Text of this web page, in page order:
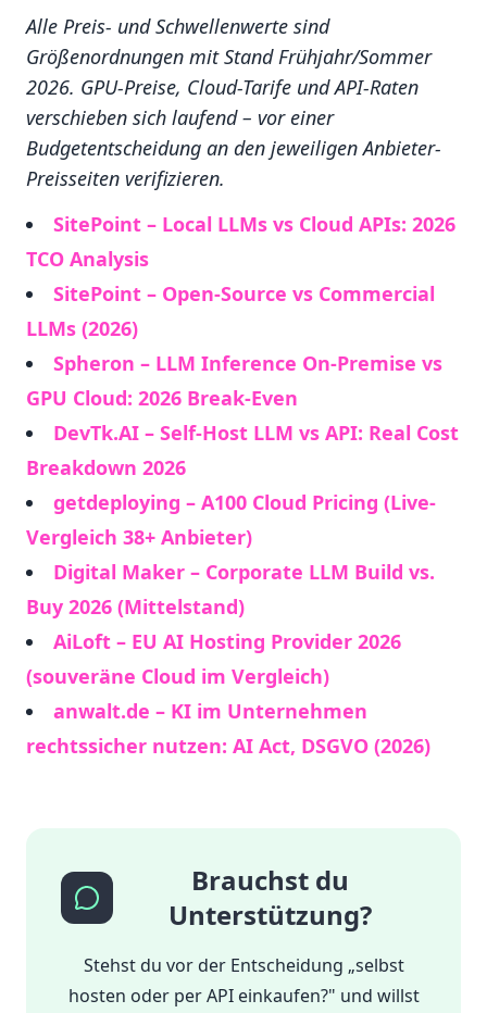
Alle Preis- und Schwellenwerte sind
Größenordnungen mit Stand Frühjahr/Sommer
2026. GPU-Preise, Cloud-Tarife und API-Raten
verschieben sich laufend – vor einer
Budgetentscheidung an den jeweiligen Anbieter-
Preisseiten verifizieren.
SitePoint – Local LLMs vs Cloud APIs: 2026
TCO Analysis
SitePoint – Open-Source vs Commercial
LLMs (2026)
Spheron – LLM Inference On-Premise vs
GPU Cloud: 2026 Break-Even
DevTk.AI – Self-Host LLM vs API: Real Cost
Breakdown 2026
getdeploying – A100 Cloud Pricing (Live-
Vergleich 38+ Anbieter)
Digital Maker – Corporate LLM Build vs.
Buy 2026 (Mittelstand)
AiLoft – EU AI Hosting Provider 2026
(souveräne Cloud im Vergleich)
anwalt.de – KI im Unternehmen
rechtssicher nutzen: AI Act, DSGVO (2026)
Brauchst du
Unterstützung?
Stehst du vor der Entscheidung „selbst
hosten oder per API einkaufen?" und willst